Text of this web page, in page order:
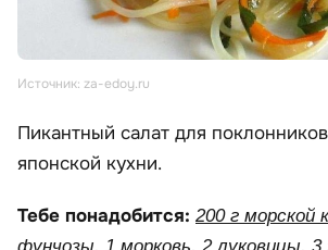
Источник: za-edoy.ru
Пикантный салат для
японской кухни.
Тебе понадобится: 200 г морской